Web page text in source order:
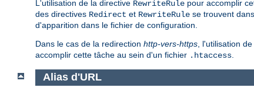
L'utilisation de la directive RewriteRule pour accomplir
des directives Redirect et RewriteRule se trouvent
d'apparition dans le fichier de configuration.
Dans le cas de la redirection http-vers-https , l'utilisation
accomplir cette tâche au sein d'un fichier .htaccess
Alias d'URL